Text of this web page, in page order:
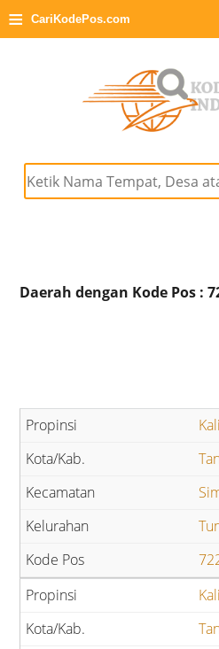
≡ CariKodePos.com
Daerah dengan Kode Pos :